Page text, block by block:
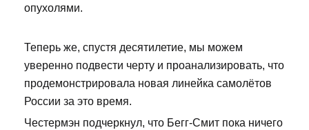
опухолями.
Теперь же, спустя десятилетие, мы можем
уверенно подвести черту и проанализировать, что
продемонстрировала новая линейка самолётов
России за это время.
Честермэн подчеркнул, что Бегг-Смит пока ничего